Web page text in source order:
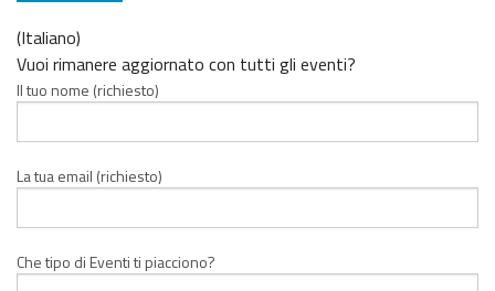
(Italiano)
Vuoi rimanere aggiornato con tutti gli eventi?
Il tuo nome (richiesto)
La tua email (richiesto)
Che tipo di Eventi ti piacciono?